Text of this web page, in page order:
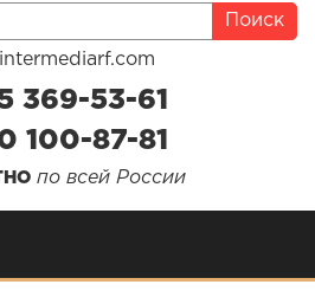
Поиск
369-53-61
100-87-81
по всей России